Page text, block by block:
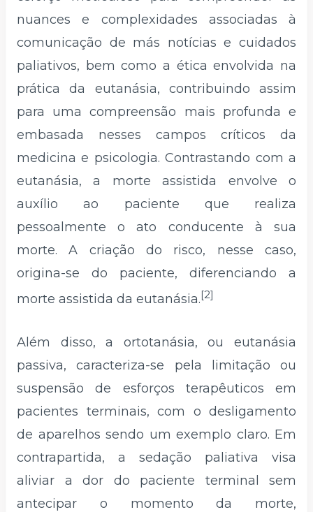
nuances e complexidades associadas à
comunicação de más notícias e cuidados
paliativos, bem como a ética envolvida na
prática da eutanásia, contribuindo assim
para uma compreensão mais profunda e
embasada nesses campos críticos da
medicina e psicologia. Contrastando com a
eutanásia, a morte assistida envolve o
auxílio ao paciente que realiza
pessoalmente o ato conducente à sua
morte. A criação do risco, nesse caso,
origina-se do paciente, diferenciando a
morte assistida da eutanásia.[2]
Além disso, a ortotanásia, ou eutanásia
passiva, caracteriza-se pela limitação ou
suspensão de esforços terapêuticos em
pacientes terminais, com o desligamento
de aparelhos sendo um exemplo claro. Em
contrapartida, a sedação paliativa visa
aliviar a dor do paciente terminal sem
antecipar o momento da morte,